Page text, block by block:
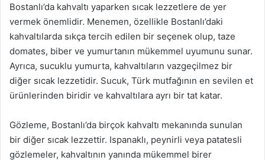
Bostanlı’da kahvaltı yaparken sıcak lezzetlere de yer
vermek önemlidir. Menemen, özellikle Bostanlı’daki
kahvaltılarda sıkça tercih edilen bir seçenek olup, taze
domates, biber ve yumurtanın mükemmel uyumunu sunar.
Ayrıca, sucuklu yumurta, kahvaltıların vazgeçilmez bir
diğer sıcak lezzetidir. Sucuk, Türk mutfağının en sevilen et
ürünlerinden biridir ve kahvaltılara ayrı bir tat katar.
Gözleme, Bostanlı’da birçok kahvaltı mekanında sunulan
bir diğer sıcak lezzettir. Ispanaklı, peynirli veya patatesli
gözlemeler, kahvaltının yanında mükemmel birer